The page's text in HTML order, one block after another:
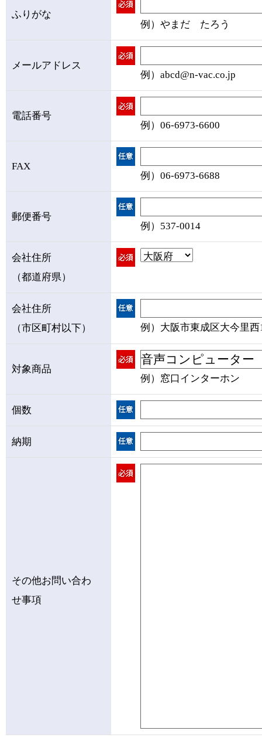
ふりがな
例）やまだ たろう
メールアドレス
例）abcd@n-vac.co.jp
電話番号
例）06-6973-6600
FAX
例）06-6973-6688
郵便番号
例）537-0014
会社住所
（都道府県）
会社住所
（市区町村以下）
例）大阪市東成区大今里西
対象商品
例）窓口インターホン
個数
納期
その他お問い合わ
せ事項